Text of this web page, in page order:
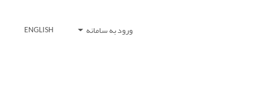
ورود به سامانه ENGLISH